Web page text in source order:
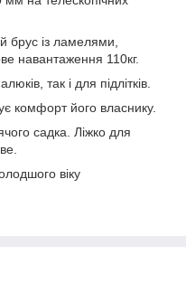
брус із ламелями,
навантаження 110кг.
так і для підлітків.
комфорт його власнику.
садка. Ліжко для
віку